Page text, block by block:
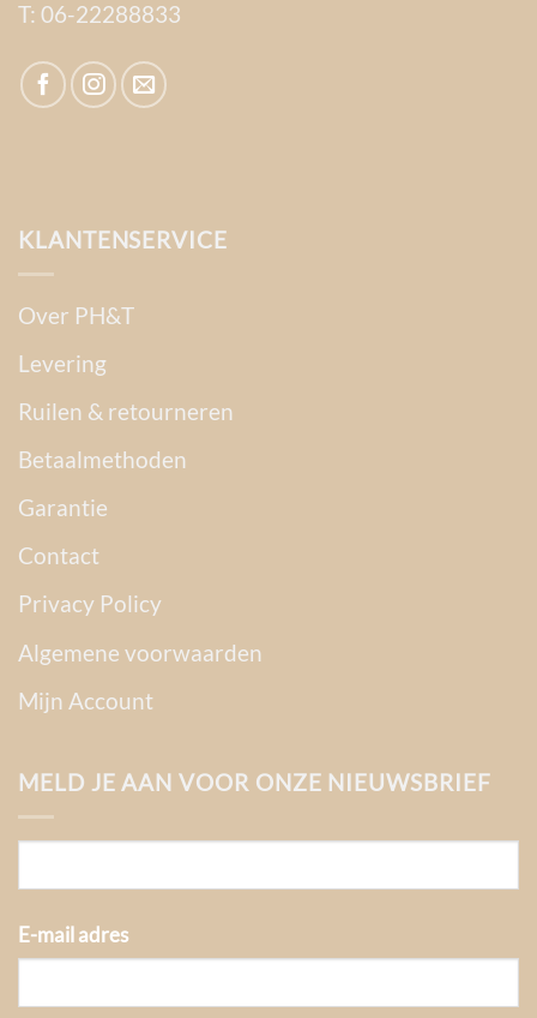
T: 06-22288833
KLANTENSERVICE
Over PH&T
Levering
Ruilen & retourneren
Betaalmethoden
Garantie
Contact
Privacy Policy
Algemene voorwaarden
Mijn Account
MELD JE AAN VOOR ONZE NIEUWSBRIEF
E-mail adres